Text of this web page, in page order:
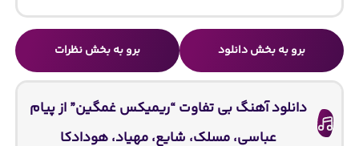
برو به بخش دانلود برو به بخش نظرات
دانلود آهنگ بی تفاوت “ریمیکس غمگین” از پیام
عباسی، مسلک، شایع، مهیاد، هودادکا